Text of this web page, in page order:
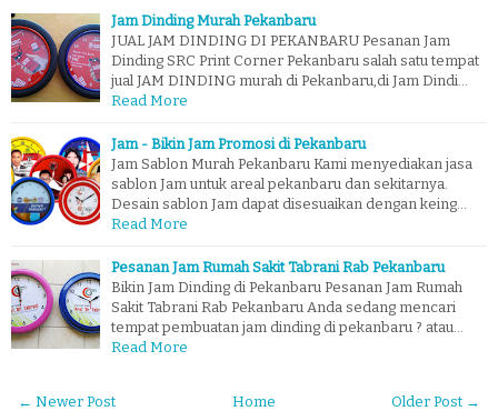
Jam Dinding Murah Pekanbaru
JUAL JAM DINDING DI PEKANBARU Pesanan Jam
Dinding SRC Print Corner Pekanbaru salah satu tempat
jual JAM DINDING murah di Pekanbaru,di Jam Dindi…
Read More
Jam - Bikin Jam Promosi di Pekanbaru
Jam Sablon Murah Pekanbaru Kami menyediakan jasa
sablon Jam untuk areal pekanbaru dan sekitarnya.
Desain sablon Jam dapat disesuaikan dengan keing…
Read More
Pesanan Jam Rumah Sakit Tabrani Rab Pekanbaru
Bikin Jam Dinding di Pekanbaru Pesanan Jam Rumah
Sakit Tabrani Rab Pekanbaru Anda sedang mencari
tempat pembuatan jam dinding di pekanbaru ? atau…
Read More
← Newer Post Older Post →
Home